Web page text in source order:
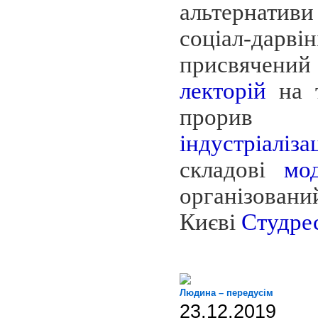
соціал-
присвячений
лекторій на
складові
Києві
Людина – передусім
23.12.2019